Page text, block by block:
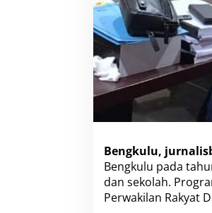
Bengkulu,
Bengkulu pada
dan sekolah.
Perwakilan Rakyat